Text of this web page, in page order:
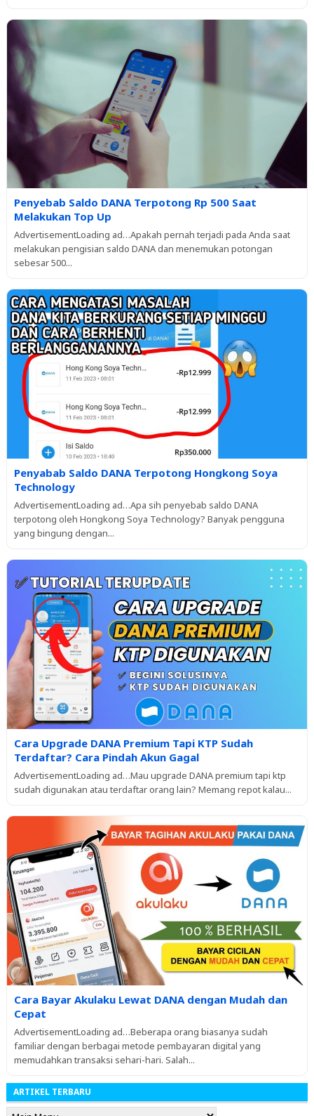
Penyebab Saldo DANA Terpotong Rp 500 Saat
Melakukan Top Up
AdvertisementLoading ad…Apakah pernah terjadi pada Anda saat
melakukan pengisian saldo DANA dan menemukan potongan
sebesar 500...
Penyabab Saldo DANA Terpotong Hongkong Soya
Technology
AdvertisementLoading ad…Apa sih penyebab saldo DANA
terpotong oleh Hongkong Soya Technology? Banyak pengguna
yang bingung dengan...
Cara Upgrade DANA Premium Tapi KTP Sudah
Terdaftar? Cara Pindah Akun Gagal
AdvertisementLoading ad…Mau upgrade DANA premium tapi ktp
sudah digunakan atau terdaftar orang lain? Memang repot kalau...
Cara Bayar Akulaku Lewat DANA dengan Mudah dan
Cepat
AdvertisementLoading ad…Beberapa orang biasanya sudah
familiar dengan berbagai metode pembayaran digital yang
memudahkan transaksi sehari-hari. Salah...
ARTIKEL TERBARU